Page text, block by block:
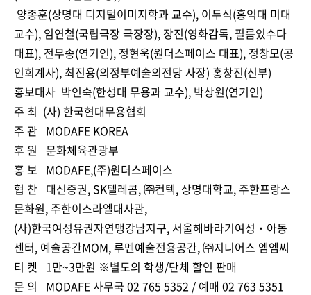
양종훈(상명대 디지털이미지학과 교수), 이두식(홍익대 미대
교수), 임연철(국립극장 극장장), 장진(영화감독, 필름있수다
대표), 전무송(연기인), 정현욱(원더스페이스 대표), 정창모(공
인회계사), 최진용(의정부예술의전당 사장) 홍창진(신부)
홍보대사 박인숙(한성대 무용과 교수), 박상원(연기인)
주 최 (사) 한국현대무용협회
주 관 MODAFE KOREA
후 원 문화체육관광부
홍 보 MODAFE,(주)원더스페이스
협 찬 대신증권, SK텔레콤, ㈜컨텍, 상명대학교, 주한프랑스
문화원, 주한이스라엘대사관,
(사)한국여성유권자연맹강남지구, 서울해바라기여성‧아동
센터, 예술공간MOM, 루멘예술전용공간, ㈜지니어스 엠엠씨
티 켓 1만~3만원 ※별도의 학생/단체 할인 판매
문 의 MODAFE 사무국 02 765 5352 / 예매 02 763 5351